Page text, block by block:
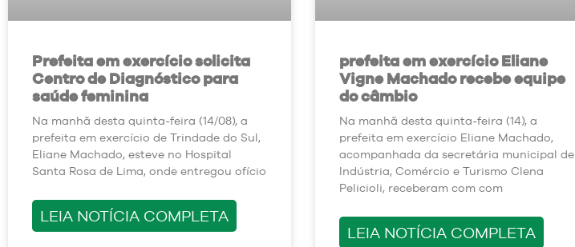
Prefeita em exercício solicita
Centro de Diagnóstico para
saúde feminina
Na manhã desta quinta-feira (14/08), a
prefeita em exercício de Trindade do Sul,
Eliane Machado, esteve no Hospital
Santa Rosa de Lima, onde entregou ofício
LEIA NOTÍCIA COMPLETA
prefeita em exercício Eliane
Vigne Machado recebe equipe
do câmbio
Na manhã desta quinta-feira (14), a
prefeita em exercício Eliane Machado,
acompanhada da secretária municipal de
Indústria, Comércio e Turismo Clena
Pelicioli, receberam com com
LEIA NOTÍCIA COMPLETA